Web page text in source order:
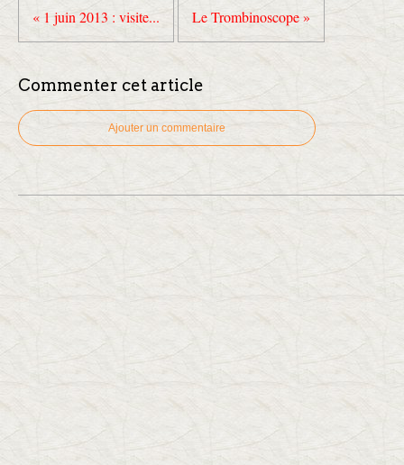
« 1 juin 2013 : visite... Le Trombinoscope »
Commenter cet article
Ajouter un commentaire